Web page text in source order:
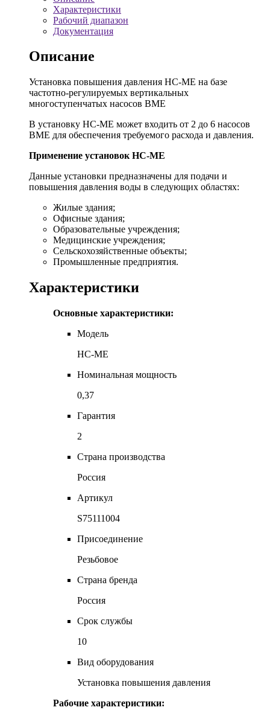
Характеристики
Рабочий диапазон
Документация
Описание
Установка повышения давления HC-ME на базе
частотно-регулируемых вертикальных
многоступенчатых насосов BME
В установку HC-ME может входить от 2 до 6 насосов
BME для обеспечения требуемого расхода и давления.
Применение установок HC-ME
Данные установки предназначены для подачи и
повышения давления воды в следующих областях:
Жилые здания;
Офисные здания;
Образовательные учреждения;
Медицинские учреждения;
Сельскохозяйственные объекты;
Промышленные предприятия.
Характеристики
Основные характеристики:
Модель
HC-ME
Номинальная мощность
0,37
Гарантия
2
Страна производства
Россия
Артикул
S75111004
Присоединение
Резьбовое
Страна бренда
Россия
Срок службы
10
Вид оборудования
Установка повышения давления
Рабочие характеристики: